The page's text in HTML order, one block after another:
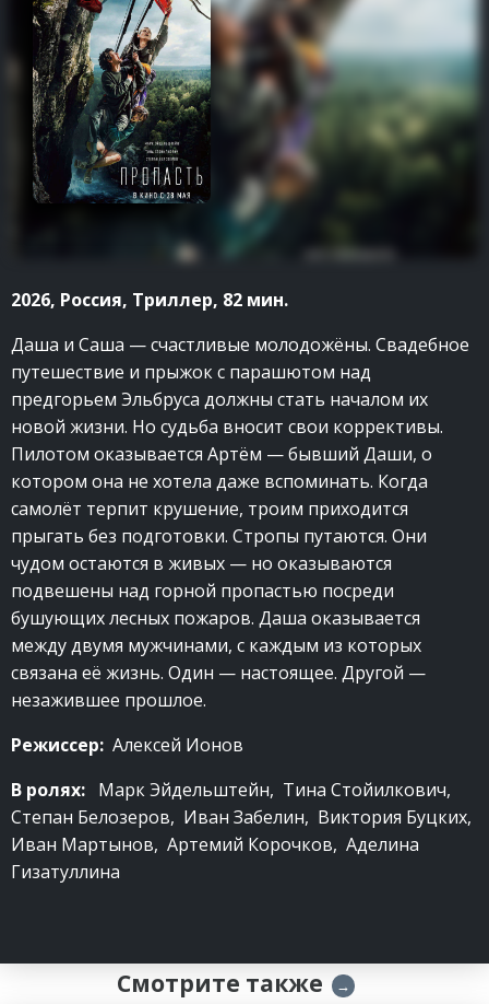
2026, Россия, Триллер, 82 мин.
Даша и Саша — счастливые молодожёны. Свадебное
путешествие и прыжок с парашютом над
предгорьем Эльбруса должны стать началом их
новой жизни. Но судьба вносит свои коррективы.
Пилотом оказывается Артём — бывший Даши, о
котором она не хотела даже вспоминать. Когда
самолёт терпит крушение, троим приходится
прыгать без подготовки. Стропы путаются. Они
чудом остаются в живых — но оказываются
подвешены над горной пропастью посреди
бушующих лесных пожаров. Даша оказывается
между двумя мужчинами, с каждым из которых
связана её жизнь. Один — настоящее. Другой —
незажившее прошлое.
Режиссер: Алексей Ионов
В ролях: Марк Эйдельштейн, Тина Стойилкович,
Степан Белозеров, Иван Забелин, Виктория Буцких,
Иван Мартынов, Артемий Корочков, Аделина
Гизатуллина
Смотрите также →